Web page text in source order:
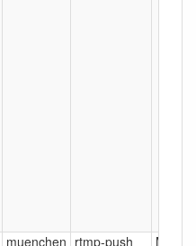
muenchen rtmp-push